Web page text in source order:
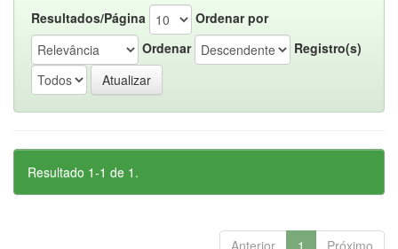
Resultados/Página
Ordenar por
Ordenar
Registro(s)
Resultado 1-1 de 1.
Anterior 1 Próximo